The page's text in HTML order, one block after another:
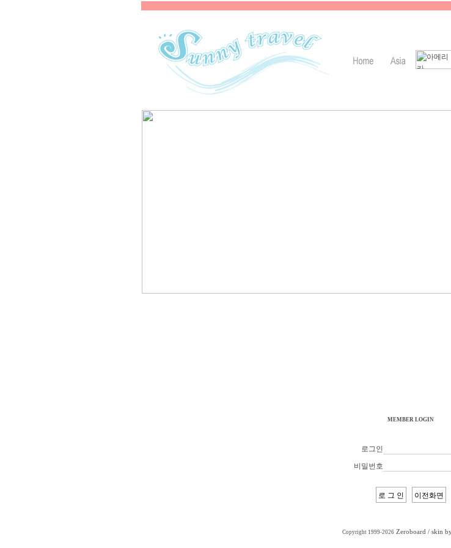
MEMBER LOGIN
로그인
비밀번호
Copyright 1999-2026 Zeroboard / skin